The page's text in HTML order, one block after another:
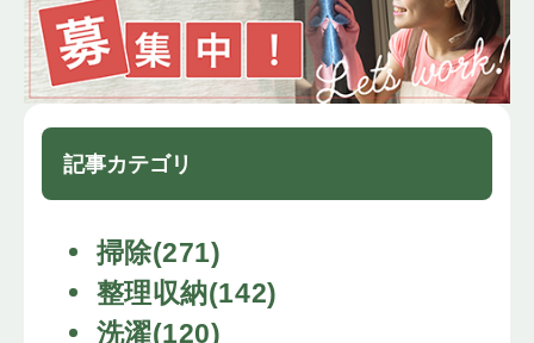
記事カテゴリ
掃除(271)
整理収納(142)
洗濯(120)